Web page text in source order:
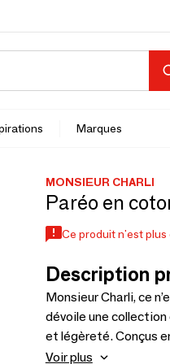
Marques
MONSIEUR CHARLI
Paréo en
Ce produit n'est plus
Description
Monsieur Charli, ce
dévoile une
et légèreté. Conçus
d’imprimés uniques
Voir plus